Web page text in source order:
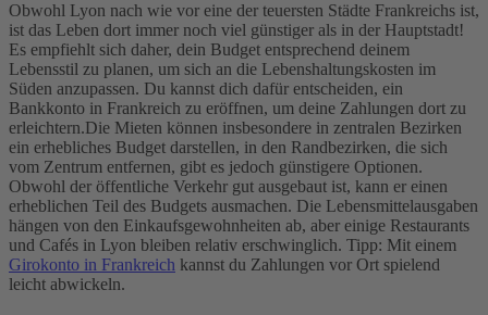
Obwohl Lyon nach wie vor eine der teuersten Städte Frankreichs ist,
ist das Leben dort immer noch viel günstiger als in der Hauptstadt!
Es empfiehlt sich daher, dein Budget entsprechend deinem
Lebensstil zu planen, um sich an die Lebenshaltungskosten im
Süden anzupassen. Du kannst dich dafür entscheiden, ein
Bankkonto in Frankreich zu eröffnen, um deine Zahlungen dort zu
erleichtern.Die Mieten können insbesondere in zentralen Bezirken
ein erhebliches Budget darstellen, in den Randbezirken, die sich
vom Zentrum entfernen, gibt es jedoch günstigere Optionen.
Obwohl der öffentliche Verkehr gut ausgebaut ist, kann er einen
erheblichen Teil des Budgets ausmachen. Die Lebensmittelausgaben
hängen von den Einkaufsgewohnheiten ab, aber einige Restaurants
und Cafés in Lyon bleiben relativ erschwinglich. Tipp: Mit einem
Girokonto in Frankreich kannst du Zahlungen vor Ort spielend
leicht abwickeln.